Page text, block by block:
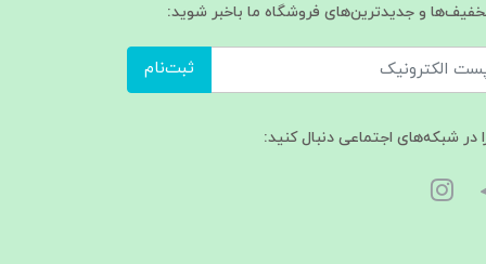
و جدیدترین‌های فروشگاه ما باخبر شوید:
ثبت‌نام
در شبکه‌های اجتماعی دنبال کنید: